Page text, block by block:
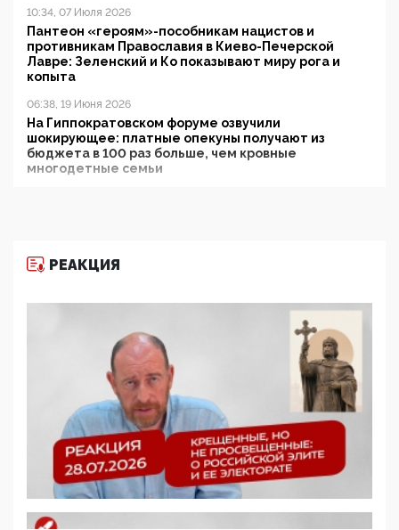
10:34, 07 Июля 2026
Пантеон «героям»-пособникам нацистов и
противникам Православия в Киево-Печерской
Лавре: Зеленский и Ко показывают миру рога и
копыта
06:38, 19 Июня 2026
На Гиппократовском форуме озвучили
шокирующее: платные опекуны получают из
бюджета в 100 раз больше, чем кровные
многодетные семьи
11:53, 09 Июня 2026
деятельность ИИТО ЮНЕСКО в России, но
цифроглобалисты продолжают определять
повестку в образовании
09:43, 01 Июня 2026
5G за счет здоровья граждан: Минцифры намерено
отобрать у регионов и муниципалитетов право
защищать жилые дома и социальные объекты от
05:58, 26 Мая 2026
Роскомнадзор освободили от борца с
деструктивным и опасным контентом
07:39, 25 Мая 2026
РЕАКЦИЯ